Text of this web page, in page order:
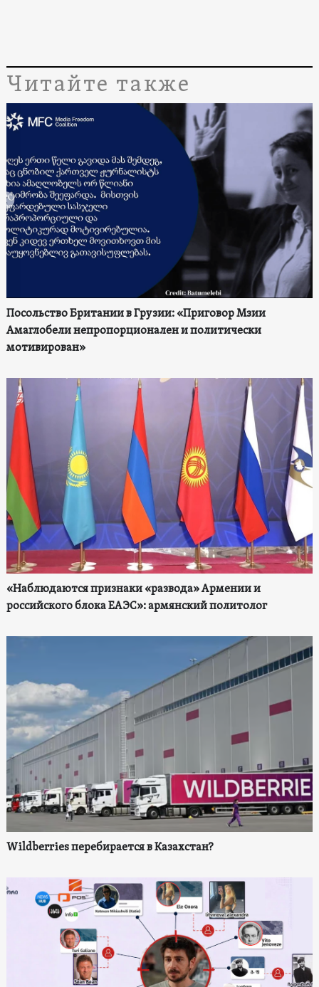
Читайте также
Посольство Британии в Грузии: «Приговор Мзии
Амаглобели непропорционален и политически
мотивирован»
«Наблюдаются признаки «развода» Армении и
российского блока ЕАЭС»: армянский политолог
Wildberries перебирается в Казахстан?